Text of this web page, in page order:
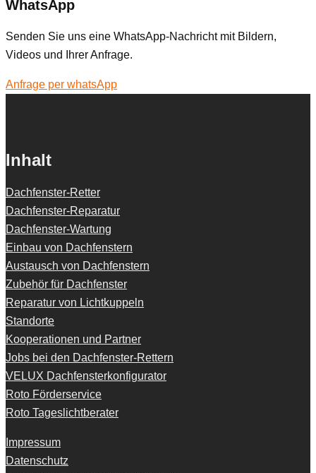
WhatsApp
Senden Sie uns eine WhatsApp-Nachricht mit Bildern,
Videos und Ihrer Anfrage.
Anfrage per whatsApp
Inhalt
Dachfenster-Retter
Dachfenster-Reparatur
Dachfenster-Wartung
Einbau von Dachfenstern
Austausch von Dachfenstern
Zubehör für Dachfenster
Reparatur von Lichtkuppeln
Standorte
Kooperationen und Partner
Jobs bei den Dachfenster-Rettern
VELUX Dachfensterkonfigurator
Roto Förderservice
Roto Tageslichtberater
Impressum
Datenschutz